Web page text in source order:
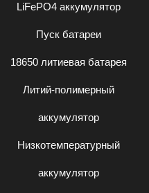
LiFePO4 аккумулятор
Пуск батареи
18650 литиевая батарея
Литий-полимерный
аккумулятор
Низкотемпературный
аккумулятор